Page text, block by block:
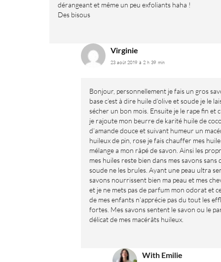
dérangeant et même un peu exfoliants haha !
Des bisous
Virginie
23 août 2019 à 2 h 39 min
Bonjour, personnellement je fais un gros
base c’est à dire huile d’olive et soude je le
sécher un bon mois. Ensuite je le rape fin et
je rajoute mon beurre de karité huile de
d’amande douce et suivant humeur un
huileux de pin, rose je fais chauffer mes
mélange a mon râpé de savon. Ainsi les
mes huiles reste bien dans mes savons sans
soude ne les brules. Ayant une peau ultra
savons nourrissent bien ma peau et mes
et je ne mets pas de parfum mon odorat et
de mes enfants n’apprécie pas du tout les
fortes. Mes savons sentent le savon ou le
délicat de mes macérâts huileux.
With Emilie